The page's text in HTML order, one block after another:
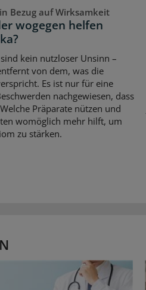
Bezug auf Wirksamkeit
wogegen helfen
kein nutzloser Unsinn –
von dem, was die
Es ist nur für eine
nachgewiesen, dass
Präparate nützen und
womöglich mehr hilft, um
zu stärken.